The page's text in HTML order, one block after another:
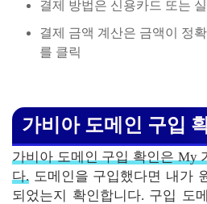
결제 방법은 신용카드 또는
결제 금액 계산은 금액이 정
를 클릭
가비아 도메인 구입
가비아 도메인 구입 확인은 My
다. 도메인을 구입했다면 내가
되었는지 확인합니다. 구입 도